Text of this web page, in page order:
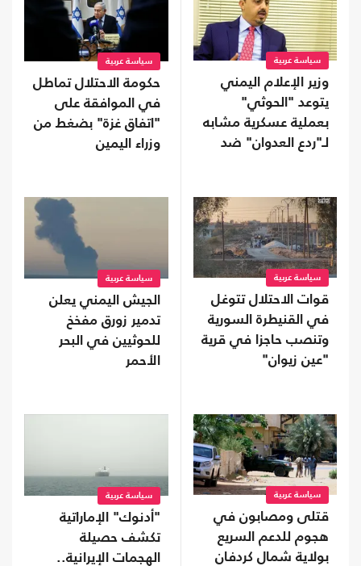
سياسة عربية
وزير الإعلام اليمني
يتوعد "الحوثي"
بعملية عسكرية مشابه
لـ"ردع العدوان" ضد
سياسة عربية
حكومة الاحتلال تماطل
في الموافقة على
"اتفاق غزة" بضغط من
وزراء اليمين
سياسة عربية
قوات الاحتلال تتوغل
في القنيطرة السورية
وتنصب حاجزا في قرية
"عين زيوان"
سياسة عربية
الجيش اليمني يعلن
تدمير زورق مفخخ
للحوثيين في البحر
الأحمر
سياسة عربية
قتلى ومصابون في
هجوم للدعم السريع
بولاية شمال كردفان
سياسة عربية
"أدنوك" الإماراتية
تكشف حصيلة
الهجمات الإيرانية..